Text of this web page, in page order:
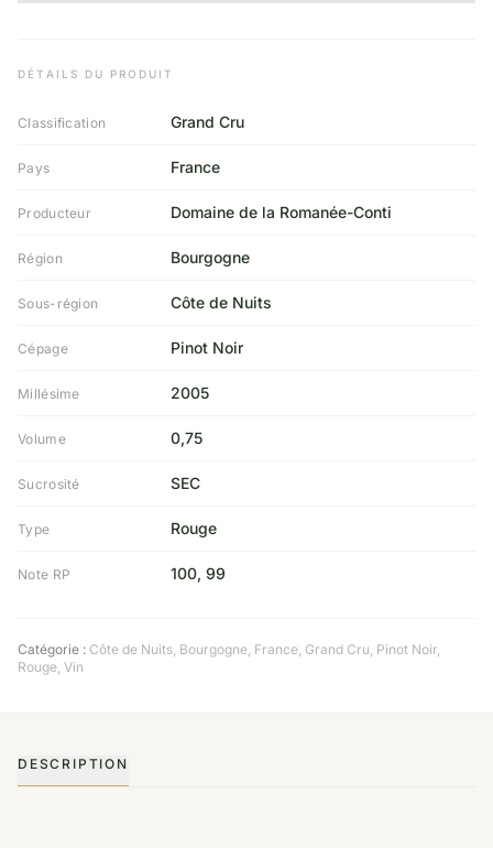
DÉTAILS DU PRODUIT
Classification Grand Cru
Pays France
Producteur Domaine de la Romanée-Conti
Région Bourgogne
Sous-région Côte de Nuits
Cépage Pinot Noir
Millésime 2005
Volume 0,75
Sucrosité SEC
Type Rouge
Note RP 100, 99
Catégorie : Côte de Nuits, Bourgogne, France, Grand Cru, Pinot Noir,
Rouge, Vin
DESCRIPTION